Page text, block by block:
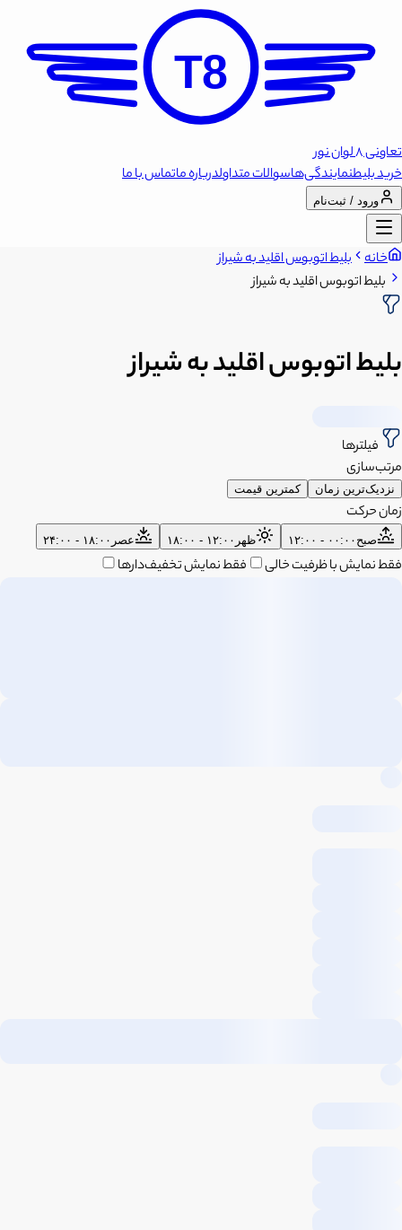
T8
تعاونی 8 لوان نور
خرید بلیطنمایندگی‌هاسوالات متداولدرباره ماتماس با ما
ورود / ثبت‌نام
خانه بلیط اتوبوس اقلید به شیراز
بلیط اتوبوس اقلید به شیراز
بلیط اتوبوس اقلید به شیراز
فیلترها
مرتب‌سازی
نزدیک‌ترین زمان کمترین قیمت
زمان حرکت
صبح ۰۰:۰۰ - ۱۲:۰۰ ظهر ۱۲:۰۰ - ۱۸:۰۰ عصر ۱۸:۰۰ - ۲۴:۰۰
فقط نمایش با ظرفیت خالی فقط نمایش تخفیف‌دارها